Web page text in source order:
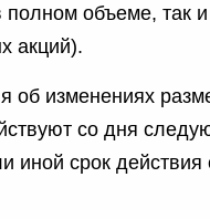
объеме, так и
акций).
об изменениях
со дня
иной срок действия